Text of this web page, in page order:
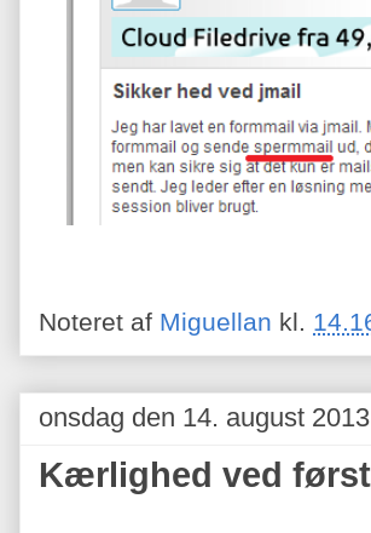
Noteret af Miguellan kl.
onsdag den 14. august 2013
Kærlighed ved